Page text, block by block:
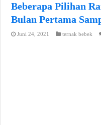
Beberapa Pilihan
Bulan Pertama
Juni 24, 2021 ternak bebek